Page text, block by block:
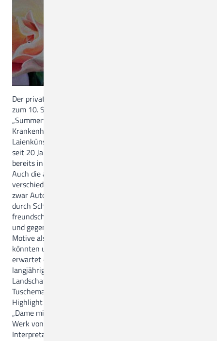
Der private MalClub Palette präsentiert vom 10. Juli bis
zum 10. September eine Ausstellung zum Thema
„Summerfeeling“ in der Archegalerie des Christlichen
Krankenhauses. Das Quartett der Quakenbrücker
Laienkünstlerinnen Ilse, Ute, Edith und Sandra schwingt
seit 20 Jahren den Pinsel im Atelier von Ilse, welche
bereits in Hamburg prämierte Gemälde ausgestellt hat.
Auch die anderen drei Malerinnen haben Bilder an
verschiedenen Orten der Region gezeigt. Alle vier sind
zwar Autodidakten, lassen sich jedoch immer wieder
durch Schulungen und Fachliteratur inspirieren. Ihre
freundschaftlichen Beziehungen sind durch Akzeptanz
und gegenseitige Motivation geprägt. Denn sowohl die
Motive als auch Materialien und Maltechniken der Frauen
könnten unterschiedlicher nicht sein. In der Archegalerie
erwartet die Besucher eine große Bandbreite ihrer
langjährigen Passion. Darunter finden sich Porträts,
Landschafts- und Blumenbilder sowie chinesische
Tuschemalerei und expressionische Stimmungsbilder. Ein
Highlight ist das von Ilse kürzlich fertiggestellte Werk
„Dame mit Fächer“, welche als letztes, 1917 unvollendetes
Werk von Gustav Klimt gilt. Ilse hat dem Bild eine eigene
Interpretation verliehen.